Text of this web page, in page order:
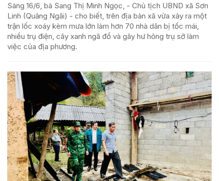
Sáng 16/6, bà Sang Thị Minh Ngọc, - Chủ tịch UBND xã Sơn
Linh (Quảng Ngãi) - cho biết, trên địa bàn xã vừa xảy ra một
trận lốc xoáy kèm mưa lớn làm hơn 70 nhà dân bị tốc mái,
nhiều trụ điện, cây xanh ngã đổ và gây hư hỏng trụ sở làm
việc của địa phương.